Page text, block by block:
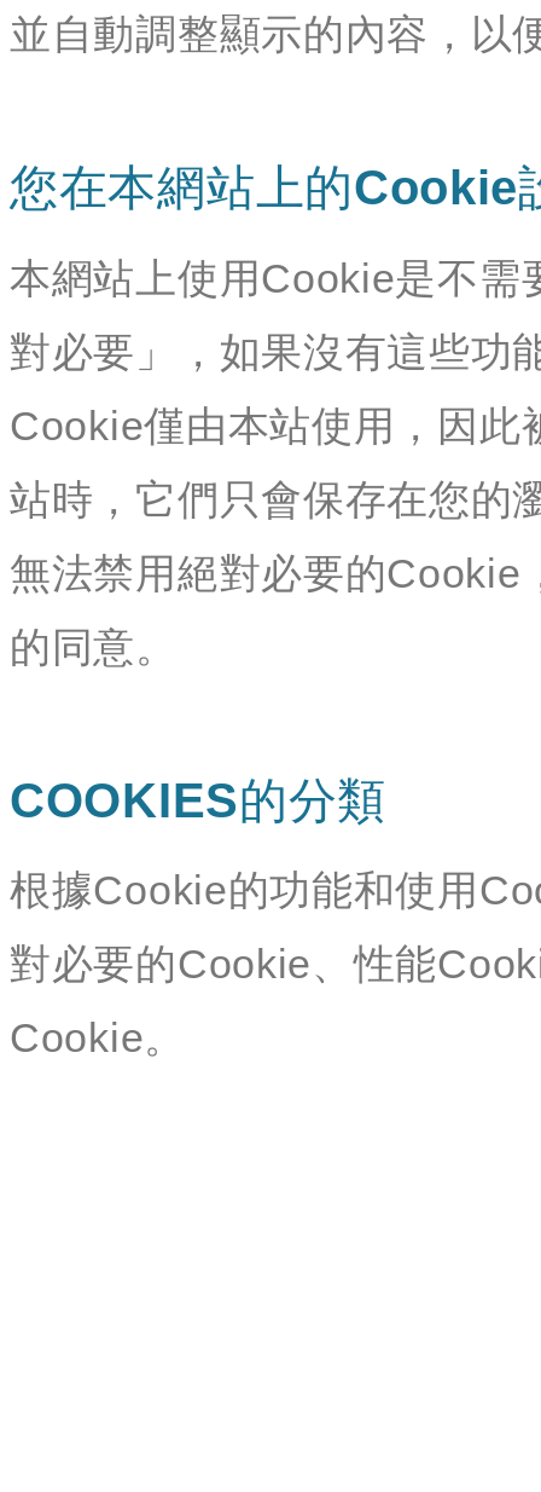
並自動調整顯示的內容，以
您在本網站上的Cookie
本網站上使用Cookie是不
對必要」，如果沒有這些功
Cookie僅由本站使用，因
站時，它們只會保存在您的
無法禁用絕對必要的
的同意。
COOKIES的分類
根據Cookie的功能和使用
對必要的Cookie、性能
Cookie。